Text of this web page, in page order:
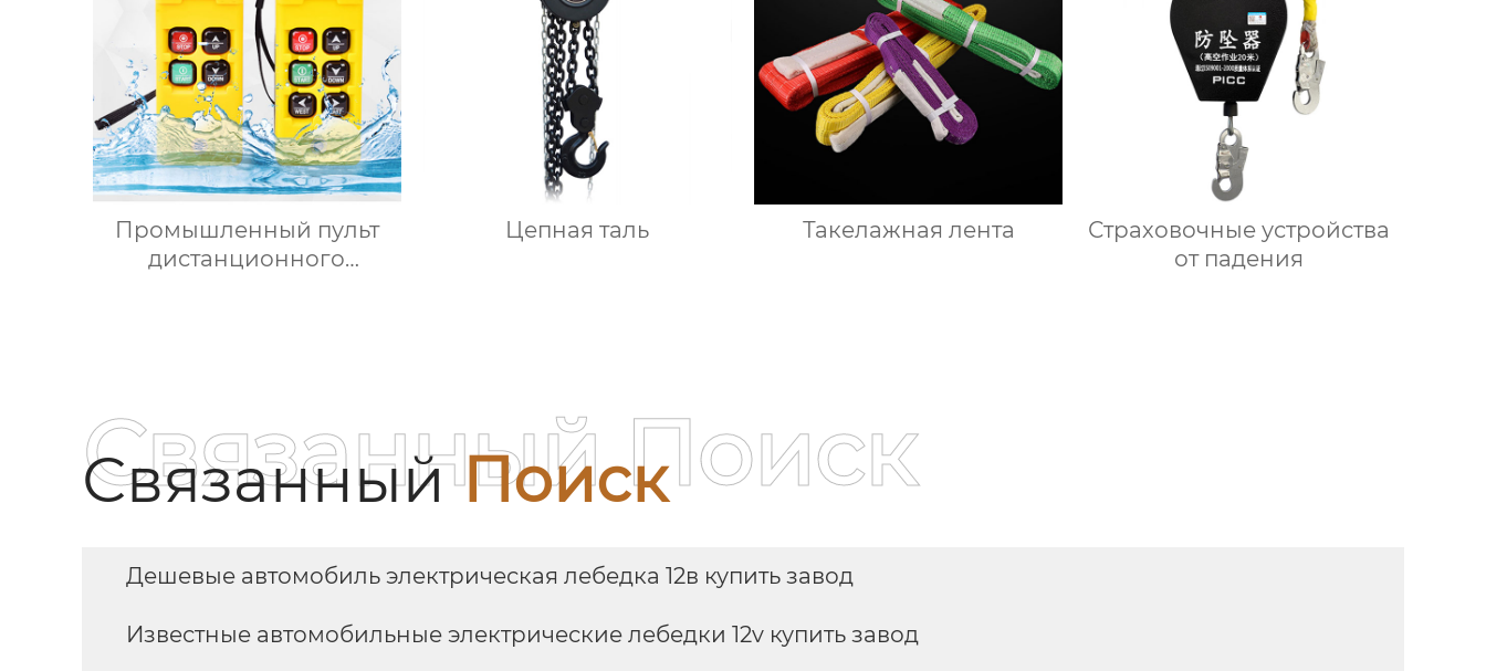
Промышленный пульт
дистанционного
Цепная таль Такелажная лента
Страховочные устройства
от падения
СвязанныйПоиск
Связанный Поиск
Дешевые автомобиль электрическая лебедка 12в купить завод
Известные автомобильные электрические лебедки 12v купить завод